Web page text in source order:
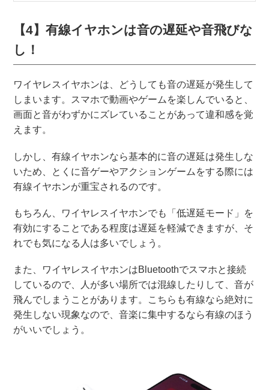
【4】有線イヤホンは音の遅延や音飛びな
し！
ワイヤレスイヤホンは、どうしても音の遅延が発生して
しまいます。スマホで動画やゲームを楽しんでいると、
画面と音がわずかにズレていることがあって違和感を覚
えます。
しかし、有線イヤホンなら基本的に音の遅延は発生しな
いため、とくに音ゲーやアクションゲームをする際には
有線イヤホンが重宝されるのです。
もちろん、ワイヤレスイヤホンでも「低遅延モード」を
有効にすることである程度は遅延を軽減できますが、そ
れでも気になる人は多いでしょう。
また、ワイヤレスイヤホンはBluetoothでスマホと接続
しているので、人が多い場所では混線したりして、音が
飛んでしまうことがあります。こちらも有線なら絶対に
発生しない現象なので、音楽に集中するなら有線のほう
がいいでしょう。